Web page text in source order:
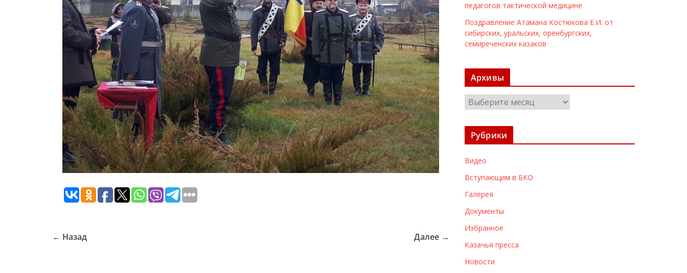
← Назад Далее →
педагогов тактической медицине
Поздравление Атамана Костюкова Е.И. от
сибирских, уральских, оренбургских,
семиреченских казаков
Архивы
р
х
ы
Рубрики
Видео
Вступающим в БКО
Галерея
Документы
Избранное
Казачья пресса
Новости